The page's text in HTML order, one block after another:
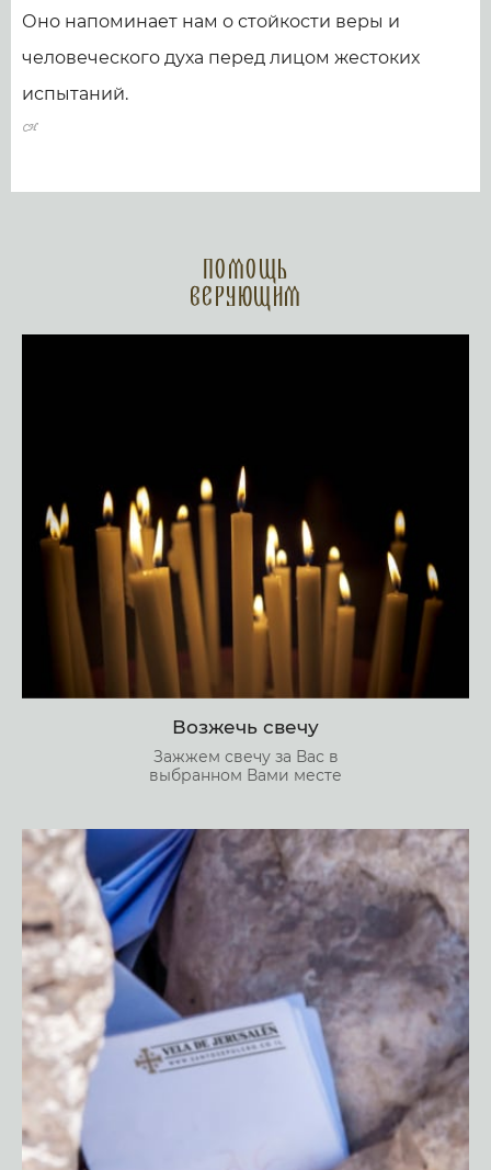
Оно напоминает нам о стойкости веры и
человеческого духа перед лицом жестоких
испытаний.
Помощь
верующим
Возжечь свечу
Зажжем свечу за Вас в
выбранном Вами месте